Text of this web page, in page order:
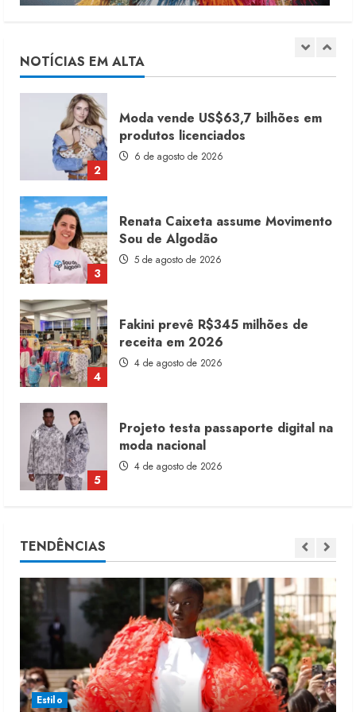
NOTÍCIAS EM ALTA
1
7 de agosto de 2026
2
Moda vende US$63,7 bilhões em
produtos licenciados
6 de agosto de 2026
3
Renata Caixeta assume Movimento
Sou de Algodão
5 de agosto de 2026
4
Fakini prevê R$345 milhões de
receita em 2026
4 de agosto de 2026
5
Projeto testa passaporte digital na
moda nacional
4 de agosto de 2026
1
2
Moda vende US$63,7 bilhões em
produtos licenciados
6 de agosto de 2026
TENDÊNCIAS
Estilo